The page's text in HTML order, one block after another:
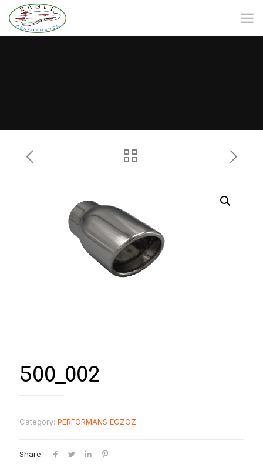
500_002
Category: PERFORMANS EGZOZ
Share